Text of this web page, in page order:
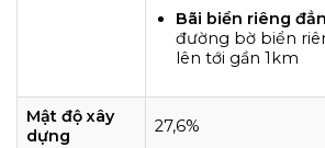
Bãi biển riêng
đường bờ biển
lên tới gần 1km
Mật độ xây
dựng
27,6%